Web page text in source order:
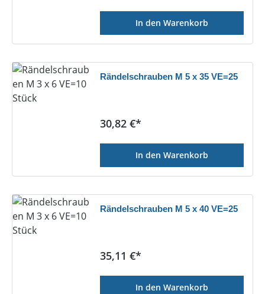
In den Warenkorb
Rändelschrauben M 5 x 35 VE=25
Regulärer Preis:
30,82 €*
In den Warenkorb
Rändelschrauben M 5 x 40 VE=25
Regulärer Preis:
35,11 €*
In den Warenkorb